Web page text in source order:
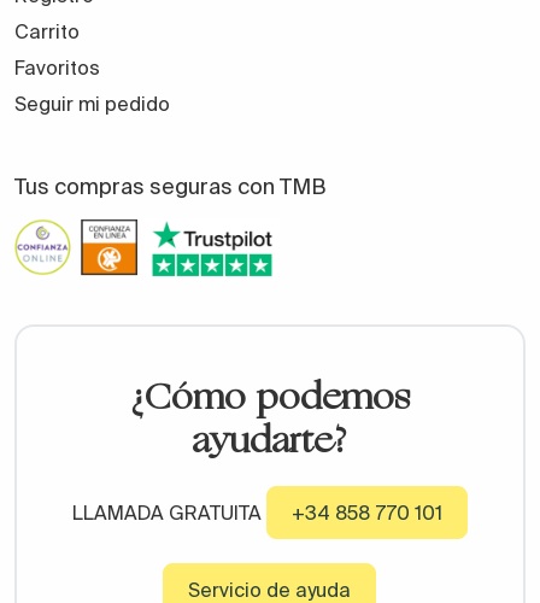
Carrito
Favoritos
Seguir mi pedido
Tus compras seguras con TMB
¿Cómo podemos
ayudarte?
LLAMADA GRATUITA +34 858 770 101
Servicio de ayuda